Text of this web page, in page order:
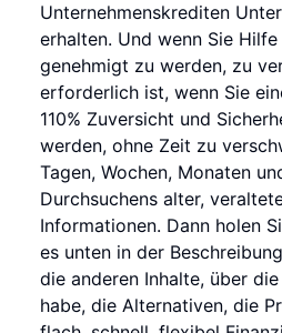
Unternehmenskrediten
erhalten. Und wenn Sie
genehmigt zu werden, zu
erforderlich ist, wenn Sie
110% Zuversicht und
werden, ohne Zeit zu
Tagen, Wochen, Monaten
Durchsuchens alter,
Informationen. Dann holen
es unten in der
die anderen Inhalte, über
habe, die Alternativen, die